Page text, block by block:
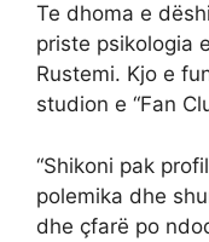
Te dhoma e
priste psikologia
Rustemi. Kjo e
studion e “Fan
“Shikoni pak
polemika dhe
dhe çfarë po